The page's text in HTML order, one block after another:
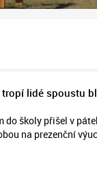
lidé spoustu
do školy přišel v
na prezenční